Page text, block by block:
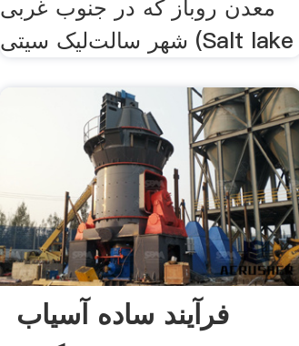
معدن روباز که در جنوب غربی
شهر سالت‌لیک سیتی (Salt lake
فرآیند ساده آسیاب